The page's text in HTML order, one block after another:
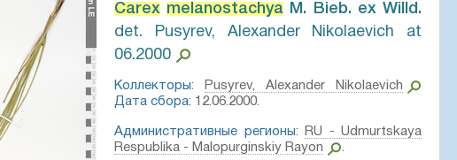
Carex melanostachya M. Bieb. ex Willd.⁣
det. Pusyrev, Alexander Nikolaevich at
06.2000
Коллекторы:
Pusyrev, Alexander Nikolaevich
Дата сбора: 12.06.2000.
Административные регионы:
RU - Udmurtskaya
Respublika - Malopurginskiy Rayon
.